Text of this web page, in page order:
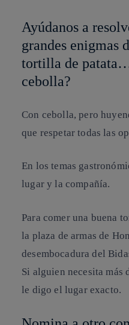
Ayúdanos a
grandes enigmas
tortilla de
cebolla?
Con cebolla, pero
que respetar todas las
En los temas
lugar y la compañía.
Para comer una buena
la plaza de armas de
desembocadura del
Si alguien necesita más
le digo el lugar exacto.